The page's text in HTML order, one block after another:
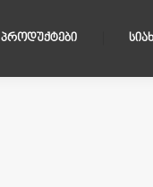
ᲞᲠᲝᲓᲣᲥᲢᲔᲑᲘ